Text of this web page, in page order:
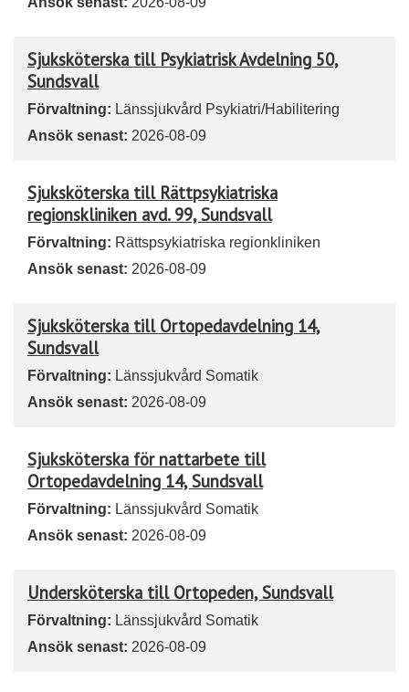
Sjuksköterska till Psykiatrisk Avdelning 50,
Sundsvall
Förvaltning: Länssjukvård Psykiatri/Habilitering
Ansök senast: 2026-08-09
Sjuksköterska till Rättpsykiatriska
regionskliniken avd. 99, Sundsvall
Förvaltning: Rättspsykiatriska regionkliniken
Ansök senast: 2026-08-09
Sjuksköterska till Ortopedavdelning 14,
Sundsvall
Förvaltning: Länssjukvård Somatik
Ansök senast: 2026-08-09
Sjuksköterska för nattarbete till
Ortopedavdelning 14, Sundsvall
Förvaltning: Länssjukvård Somatik
Ansök senast: 2026-08-09
Undersköterska till Ortopeden, Sundsvall
Förvaltning: Länssjukvård Somatik
Ansök senast: 2026-08-09